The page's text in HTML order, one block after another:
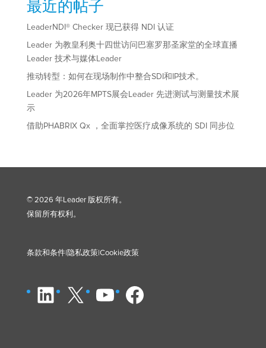
最近的帖子
LeaderNDI® Checker 现已获得 NDI 认证
Leader 为教皇利奥十四世访问巴塞罗那圣家堂的全球直播
Leader 技术与媒体Leader
推动转型：如何在现场制作中整合SDI和IP技术。
Leader 为2026年MPTS展会Leader 先进测试与测量技术展
示
借助PHABRIX Qx ，全面掌控医疗成像系统的 SDI 同步位
© 2026 年Leader 版权所有。
保留所有权利。
条款和条件|隐私政策|Cookie政策
ǞǞǞ
X YouTube
脸书